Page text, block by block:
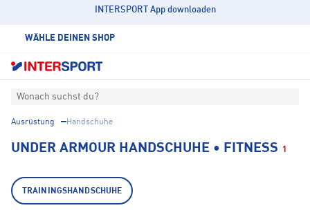
INTERSPORT App downloaden
WÄHLE DEINEN SHOP
Wonach suchst du?
Ausrüstung Handschuhe
UNDER ARMOUR HANDSCHUHE • FITNESS 1
TRAININGSHANDSCHUHE